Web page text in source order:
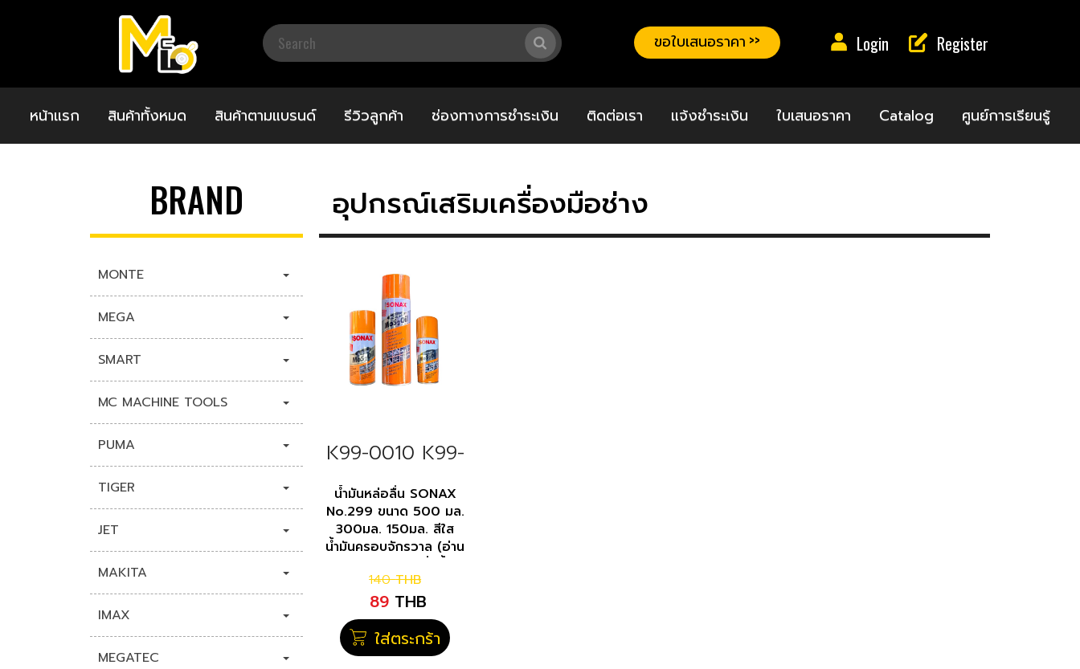
หน้าแรก สินค้าทั้งหมด สินค้าตามแบรนด์ รีวิวลูกค้า ช่องทางการชำระเงิน ติดต่อเรา แจ้งชำระเงิน ใบเสนอราคา Catalog ศูนย์การเรียนรู้
ขอใบเสนอราคา >> Login Register
BRAND
MONTE
MEGA
SMART
MC MACHINE TOOLS
PUMA
TIGER
JET
MAKITA
IMAX
MEGATEC
อุปกรณ์เสริมเครื่องมือช่าง
K99-0010 K99-
0456 K99-0457
น้ำมันหล่อลื่น SONAX
No.299 ขนาด 500 มล.
300มล. 150มล. สีใส
น้ำมันครอบจักรวาล (อ่าน
140 THB
89 THB
ใส่ตระกร้า